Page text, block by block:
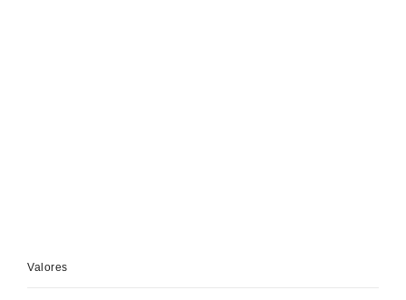
Valores